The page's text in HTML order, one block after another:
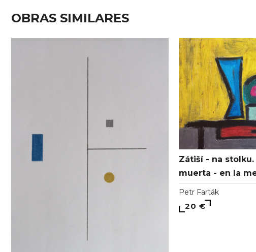
OBRAS SIMILARES
Zátiší - na stolku.
muerta - en la
Petr Farták
20 €